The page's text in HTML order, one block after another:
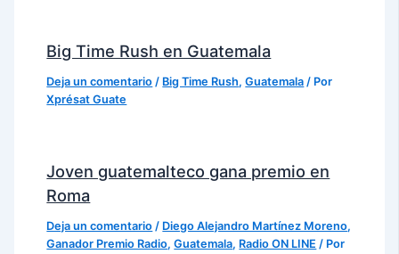
Big Time Rush en Guatemala
Deja un comentario / Big Time Rush,Guatemala / Por
Xprésat Guate
Joven guatemalteco gana premio en
Roma
Deja un comentario / Diego Alejandro Martínez Moreno,
Ganador Premio Radio,Guatemala, Radio ON LINE / Por